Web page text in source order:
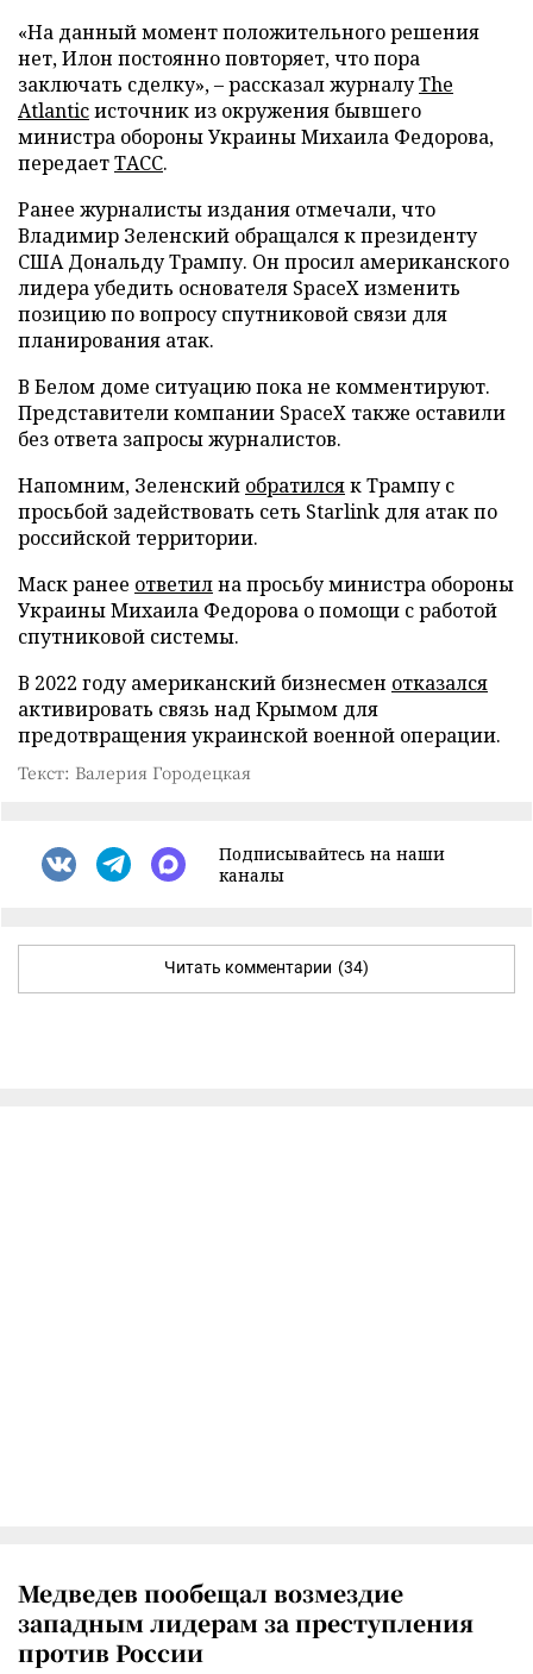
«На данный момент положительного решения
нет, Илон постоянно повторяет, что пора
заключать сделку», – рассказал журналуThe
Atlanticисточник из окружения бывшего
министра обороны Украины Михаила Федорова,
передаетТАСС.
Ранее журналисты издания отмечали, что
Владимир Зеленский обращался к президенту
США Дональду Трампу. Он просил американского
лидера убедить основателя SpaceX изменить
позицию по вопросу спутниковой связи для
планирования атак.
В Белом доме ситуацию пока не комментируют.
Представители компании SpaceX также оставили
без ответа запросы журналистов.
Напомним, Зеленский обратилсяк Трампу с
просьбой задействовать сеть Starlink для атак по
российской территории.
Маск ранее ответилна просьбу министра обороны
Украины Михаила Федорова о помощи с работой
спутниковой системы.
В 2022 году американский бизнесмен отказался
активировать связь над Крымом для
предотвращения украинской военной операции.
Текст: Валерия Городецкая
Подписывайтесь на наши
каналы
Читать комментарии (34)
Медведев пообещал возмездие
западным лидерам за преступления
против России